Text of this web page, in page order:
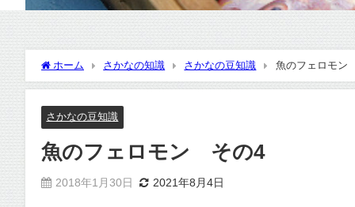
ホーム さかなの知識 さかなの豆知識 魚のフェロモン
さかなの豆知識
魚のフェロモン その4
2018年1月30日 2021年8月4日